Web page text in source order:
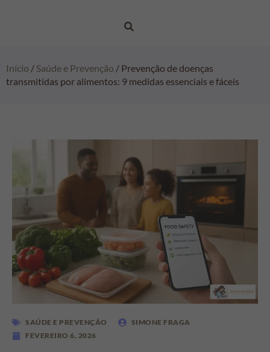
Início / Saúde e Prevenção / Prevenção de doenças
transmitidas por alimentos: 9 medidas essenciais e fáceis
SAÚDE E PREVENÇÃO
SIMONE FRAGA
FEVEREIRO 6, 2026